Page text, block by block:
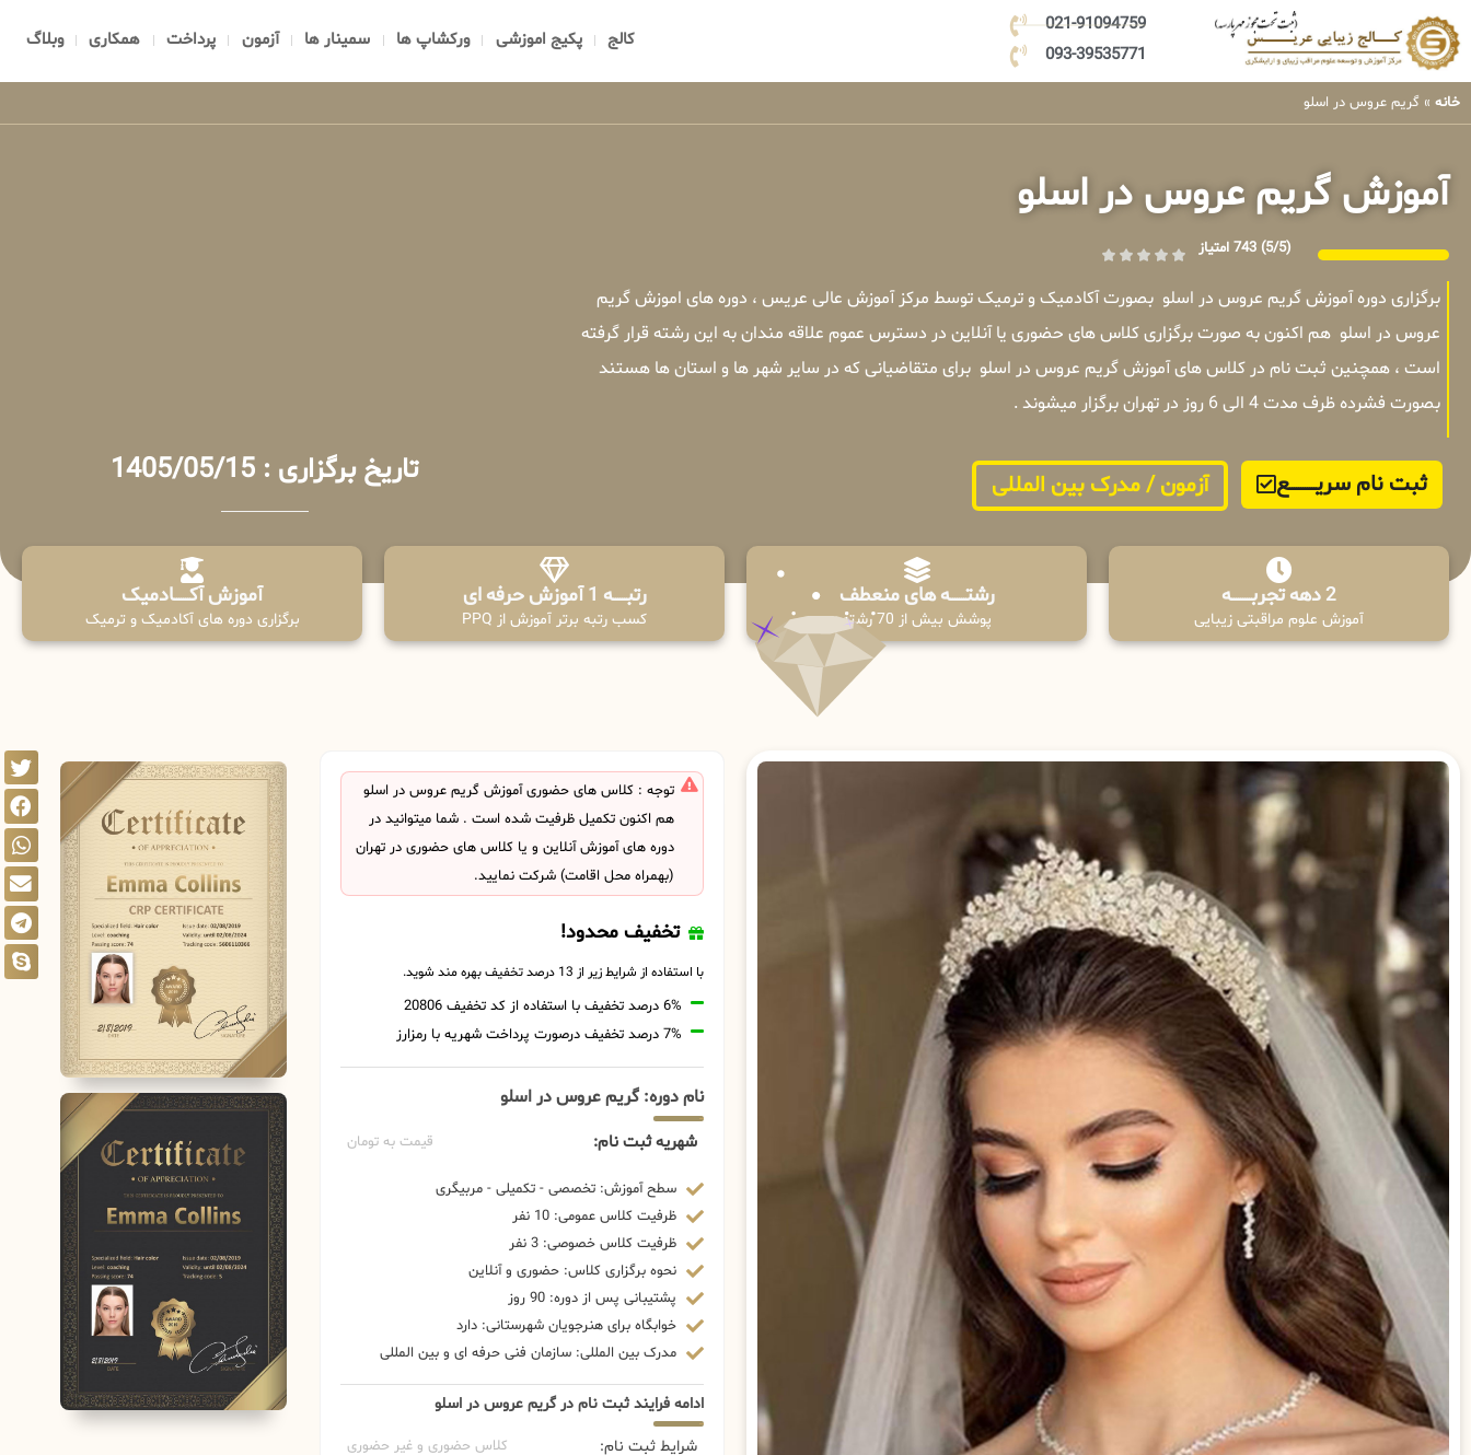
021-91094759
093-39535771
کالج پکیج اموزشی ورکشاپ ها سمینار ها آزمون پرداخت همکاری وبلاگ
خانه » گریم عروس در اسلو
آموزش گریم عروس در اسلو
(5/5) 743 امتیاز
برگزاری دوره آموزش گریم عروس در اسلو بصورت آکادمیک و ترمیک توسط مرکز آموزش عالی عریس ، دوره های اموزش گریم
عروس در اسلو هم اکنون به صورت برگزاری کلاس های حضوری یا آنلاین در دسترس عموم علاقه مندان به این رشته قرار گرفته
است ، همچنین ثبت نام در کلاس های آموزش گریم عروس در اسلو برای متقاضیانی که در سایر شهر ها و استان ها هستند
بصورت فشرده ظرف مدت 4 الی 6 روز در تهران برگزار میشوند .
ثبت نام سریــــــــــــع آزمون / مدرک بین المللی تاریخ برگزاری : 1405/05/15
2 دهه تجربـــــــــه
آموزش علوم مراقبتی زیبایی
رشتـــــــه های منعطف
پوشش بیش از 70 رشته
رتبــــــه 1 آموزش حرفه ای
کسب رتبه برتر آموزش از PPQ
آموزش آکـــــــادمیک
برگزاری دوره های آکادمیک و ترمیک
توجه : کلاس های حضوری آموزش گریم عروس در اسلو
هم اکنون تکمیل ظرفیت شده است . شما میتوانید در
دوره های آموزش آنلاین و یا کلاس های حضوری در تهران
(بهمراه محل اقامت) شرکت نمایید.
تخفیف محدود!
با استفاده از شرایط زیر از 13 درصد تخفیف بهره مند شوید.
6% درصد تخفیف با استفاده از کد تخفیف 20806
7% درصد تخفیف درصورت پرداخت شهریه با رمزارز
نام دوره: گریم عروس در اسلو
شهریه ثبت نام: قیمت به تومان
سطح آموزش: تخصصی - تکمیلی - مربیگری
ظرفیت کلاس عمومی: 10 نفر
ظرفیت کلاس خصوصی: 3 نفر
نحوه برگزاری کلاس: حضوری و آنلاین
پشتیبانی پس از دوره: 90 روز
خوابگاه برای هنرجویان شهرستانی: دارد
مدرک بین المللی: سازمان فنی حرفه ای و بین المللی
ادامه فرایند ثبت نام در گریم عروس در اسلو
شرایط ثبت نام: کلاس حضوری و غیر حضوری